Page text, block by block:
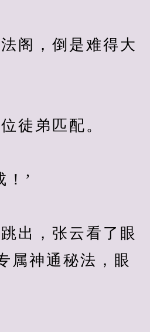
，倒是难得大
弟匹配。
’
，张云看了眼
属神通秘法，眼